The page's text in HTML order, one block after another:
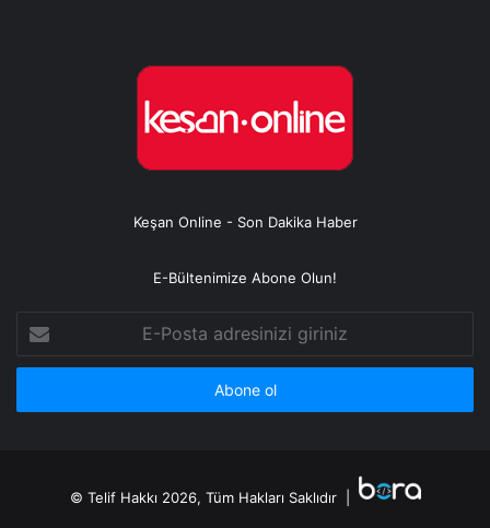
Keşan Online - Son Dakika Haber
E-Bültenimize Abone Olun!
Posta
adresinizi
© Telif Hakkı 2026, Tüm Hakları Saklıdır |